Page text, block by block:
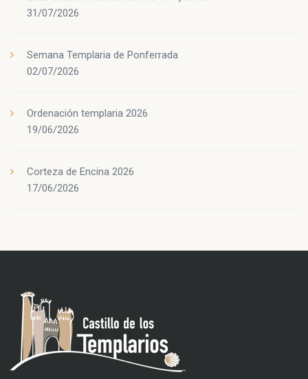
31/07/2026
Semana Templaria de Ponferrada
02/07/2026
Ordenación templaria 2026
19/06/2026
Corteza de Encina 2026
17/06/2026